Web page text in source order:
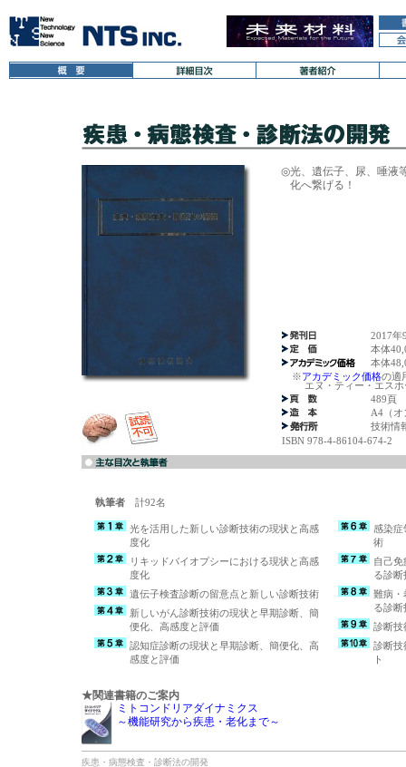
◎光、遺伝子、尿、唾液
化へ繋げる！
2017年
本体
本体
※アカデミック価格の適
エヌ・ティー・エスホ
489頁
A4（オ
技術情
ISBN 978-4-86104-674-2
執筆者 計92名
光を活用した新しい診断技術の現状と高感
度化
リキッドバイオプシーにおける現状と高感
度化
遺伝子検査診断の留意点と新しい診断技術
新しいがん診断技術の現状と早期診断、簡
便化、高感度と評価
認知症診断の現状と早期診断、簡便化、高
感度と評価
感染症
術
自己
る診断
難病・
る診断
診断技
診断技
ト
★関連書籍のご案内
ミトコンドリアダイナミクス
～機能研究から疾患・老化まで～
疾患・病態検査・診断法の開発